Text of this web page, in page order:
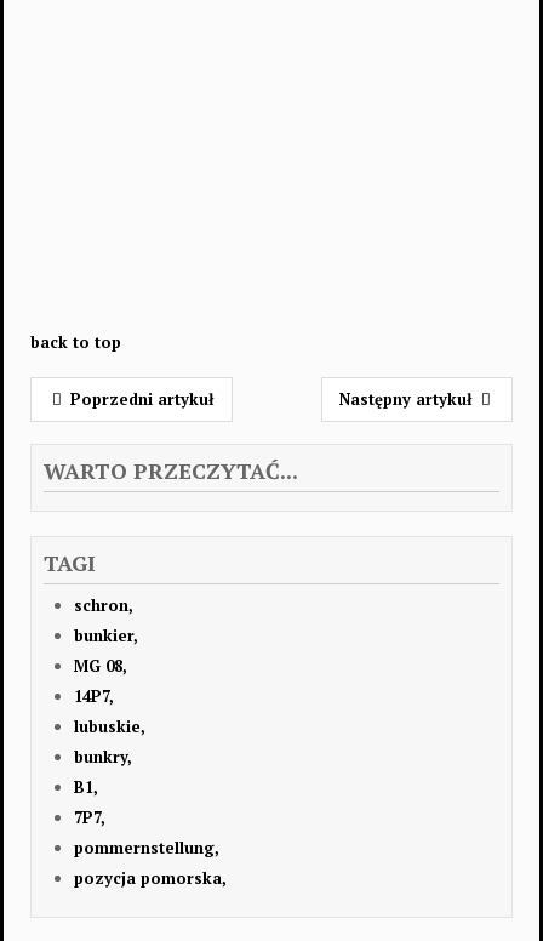
back to top
Poprzedni artykuł Następny artykuł
WARTO PRZECZYTAĆ...
TAGI
schron,
bunkier,
MG 08,
14P7,
lubuskie,
bunkry,
B1,
7P7,
pommernstellung,
pozycja pomorska,